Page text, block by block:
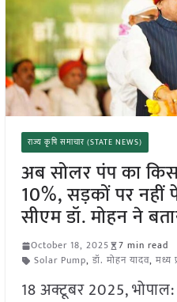
राज्य कृषि समाचार (STATE NEWS)
अब सोलर पंप का
10%, सड़कों पर
सीएम डॉ. मोहन ने
October 18, 2025
7 min read
Solar Pump, डॉ. मोहन यादव, मध्य
18 अक्टूबर 2025,